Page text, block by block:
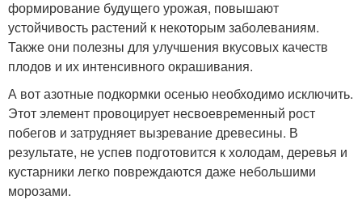
формирование будущего урожая, повышают
устойчивость растений к некоторым заболеваниям.
Также они полезны для улучшения вкусовых качеств
плодов и их интенсивного окрашивания.
А вот азотные подкормки осенью необходимо исключить.
Этот элемент провоцирует несвоевременный рост
побегов и затрудняет вызревание древесины. В
результате, не успев подготовится к холодам, деревья и
кустарники легко повреждаются даже небольшими
морозами.